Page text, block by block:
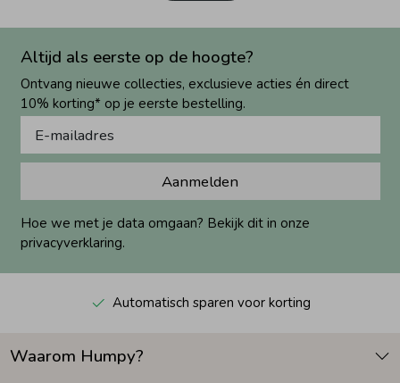
Altijd als eerste op de hoogte?
Ontvang nieuwe collecties, exclusieve acties én direct
10% korting* op je eerste bestelling.
Aanmelden
Hoe we met je data omgaan? Bekijk dit in onze
privacyverklaring.
Automatisch sparen voor korting
Waarom Humpy?